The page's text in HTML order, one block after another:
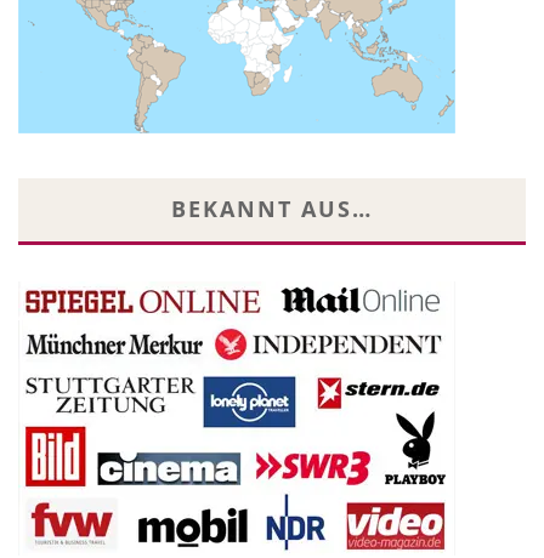
BEKANNT AUS…